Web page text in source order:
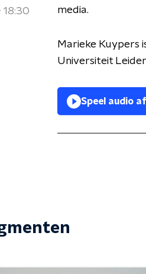
18:30
media.
Marieke Kuypers
Universiteit
Speel audio af